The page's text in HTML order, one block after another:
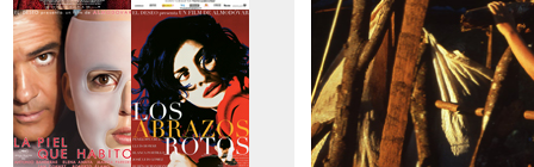
>Julieta
>Los amantes
pasajeros